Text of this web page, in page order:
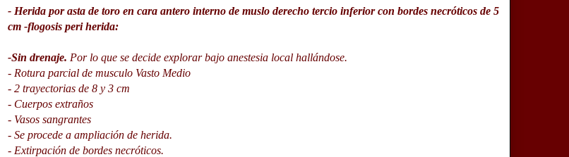
- Herida por asta de toro en cara antero interno de muslo derecho tercio inferior con bordes necróticos de 5
cm -flogosis peri herida:
-Sin drenaje. Por lo que se decide explorar bajo anestesia local hallándose.
- Rotura parcial de musculo Vasto Medio
- 2 trayectorias de 8 y 3 cm
- Cuerpos extraños
- Vasos sangrantes
- Se procede a ampliación de herida.
- Extirpación de bordes necróticos.